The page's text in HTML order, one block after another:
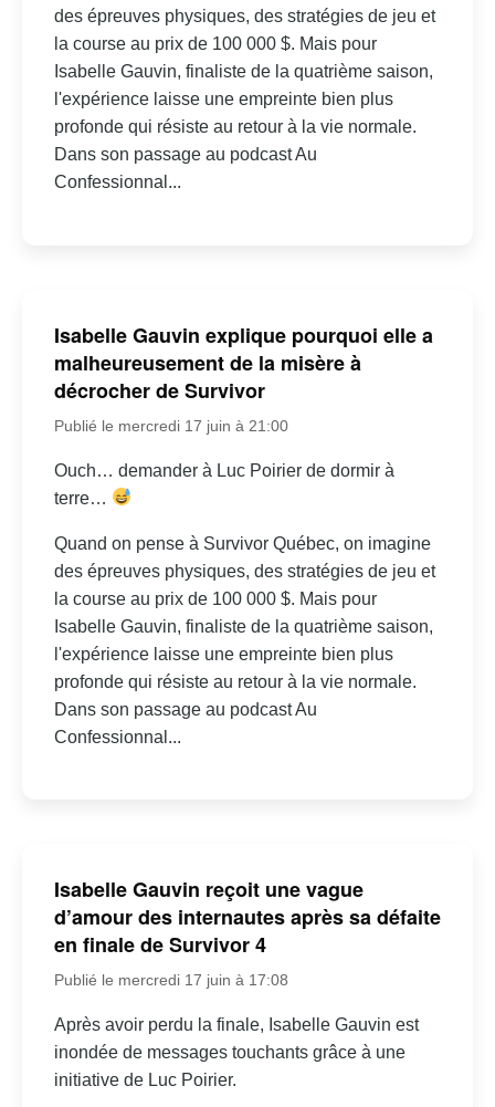
des épreuves physiques, des stratégies de jeu et
la course au prix de 100 000 $. Mais pour
Isabelle Gauvin, finaliste de la quatrième saison,
l'expérience laisse une empreinte bien plus
profonde qui résiste au retour à la vie normale.
Dans son passage au podcast Au
Confessionnal...
Isabelle Gauvin explique pourquoi elle a
malheureusement de la misère à
décrocher de Survivor
Publié le mercredi 17 juin à 21:00
Ouch… demander à Luc Poirier de dormir à
terre…
Quand on pense à Survivor Québec, on imagine
des épreuves physiques, des stratégies de jeu et
la course au prix de 100 000 $. Mais pour
Isabelle Gauvin, finaliste de la quatrième saison,
l'expérience laisse une empreinte bien plus
profonde qui résiste au retour à la vie normale.
Dans son passage au podcast Au
Confessionnal...
Isabelle Gauvin reçoit une vague
d’amour des internautes après sa défaite
en finale de Survivor 4
Publié le mercredi 17 juin à 17:08
Après avoir perdu la finale, Isabelle Gauvin est
inondée de messages touchants grâce à une
initiative de Luc Poirier.